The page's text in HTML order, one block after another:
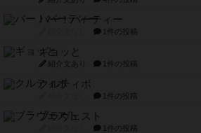
バー！パーティー
1件の投稿
ギョッと
紹介文あり 1件の投稿
クルティボ
1件の投稿
ブラヴェスト
1件の投稿